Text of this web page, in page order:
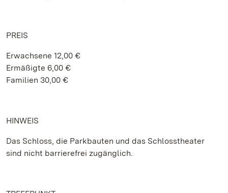
PREIS
Erwachsene 12,00 €
Ermäßigte 6,00 €
Familien 30,00 €
HINWEIS
Das Schloss, die Parkbauten und das Schlosstheater
sind nicht barrierefrei zugänglich.